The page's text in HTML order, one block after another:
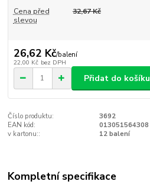
Cena před
slevou
32,67 Kč
26,62 Kč/balení
22,00 Kč bez DPH
Přidat do košíku
Číslo produktu:
3692
EAN kód:
013051564308
v kartonu::
12 balení
Kompletní specifikace